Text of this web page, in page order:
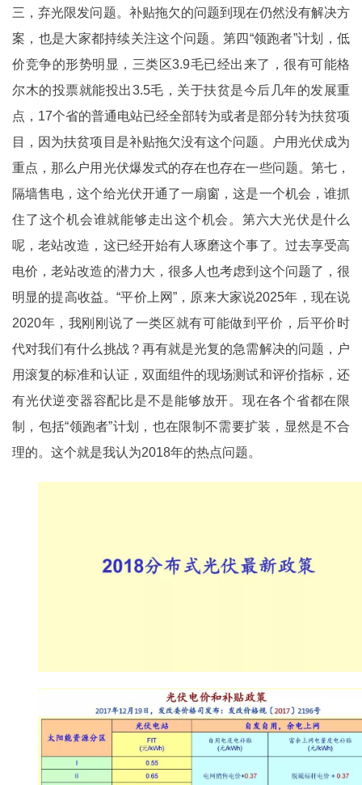
三，弃光限发问题。补贴拖欠的问题到现在仍然没有解决方
案，也是大家都持续关注这个问题。第四“领跑者”计划，低
价竞争的形势明显，三类区3.9毛已经出来了，很有可能格
尔木的投票就能投出3.5毛，关于扶贫是今后几年的发展重
点，17个省的普通电站已经全部转为或者是部分转为扶贫项
目，因为扶贫项目是补贴拖欠没有这个问题。户用光伏成为
重点，那么户用光伏爆发式的存在也存在一些问题。第七，
隔墙售电，这个给光伏开通了一扇窗，这是一个机会，谁抓
住了这个机会谁就能够走出这个机会。第六大光伏是什么
呢，老站改造，这已经开始有人琢磨这个事了。过去享受高
电价，老站改造的潜力大，很多人也考虑到这个问题了，很
明显的提高收益。“平价上网”，原来大家说2025年，现在说
2020年，我刚刚说了一类区就有可能做到平价，后平价时
代对我们有什么挑战？再有就是光复的急需解决的问题，户
用滚复的标准和认证，双面组件的现场测试和评价指标，还
有光伏逆变器容配比是不是能够放开。现在各个省都在限
制，包括“领跑者”计划，也在限制不需要扩装，显然是不合
理的。这个就是我认为2018年的热点问题。